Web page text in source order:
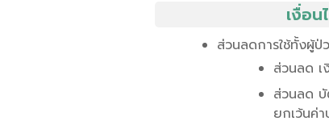
เงื่อน
ส่วนลดการใช้ทั้งผู้ป่
ส่วนลด เ
ส่วนลด บั
ยกเว้นค่